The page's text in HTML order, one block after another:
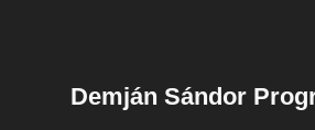
Demján Sándor